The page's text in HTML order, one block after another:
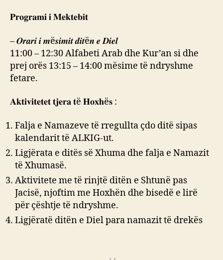
𝐏𝐫𝐨𝐠𝐫𝐚𝐦𝐢 𝐢 𝐌𝐞𝐤𝐭𝐞𝐛𝐢𝐭
– 𝑶𝒓𝒂𝒓𝒊 𝒊 𝒎ë𝒔𝒊𝒎𝒊𝒕 𝒅𝒊𝒕ë𝒏 𝒆 𝑫𝒊𝒆𝒍
11:00 – 12:30 Alfabeti Arab dhe Kur’an si dhe
prej orës 13:15 – 14:00 mësime të ndryshme
fetare.
𝐀𝐤𝐭𝐢𝐯𝐢𝐭𝐞𝐭𝐞𝐭 𝐭𝐣𝐞𝐫𝐚 𝐭ë 𝐇𝐨𝐱𝐡ë𝐬 :
Falja e Namazeve të rregullta çdo ditë sipas
kalendarit të ALKIG-ut.
Ligjërata e ditës së Xhuma dhe falja e Namazit
të Xhumasë.
Aktivitete me të rinjtë ditën e Shtunë pas
Jacisë, njoftim me Hoxhën dhe bisedë e lirë
për çështje të ndryshme.
Ligjëratë ditën e Diel para namazit të drekës